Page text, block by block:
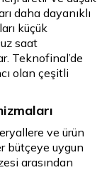
daha dayanıklı
küçük
saat
Teknofinal’de
olan çeşitli
ve ürün
bütçeye uygun
arasından